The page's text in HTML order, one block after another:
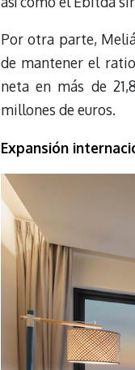
Por otra parte,
de mantener el
neta en más de
millones de euros.
Expansión